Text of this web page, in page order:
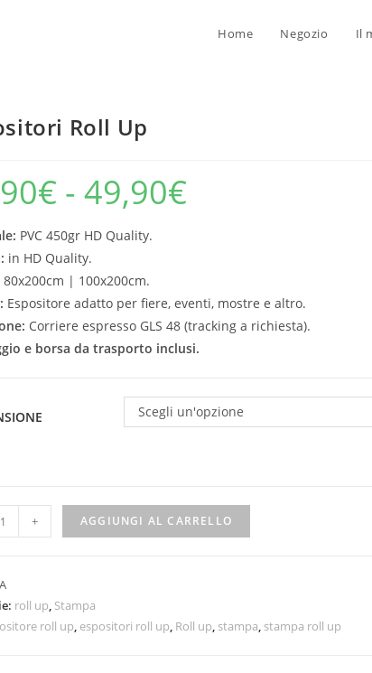
Home Negozio Il
Roll Up
€ - 49,90€
PVC 450gr HD Quality.
in HD Quality.
80x200cm | 100x200cm.
Espositore adatto per fiere, eventi, mostre e altro.
Corriere espresso GLS 48 (tracking a richiesta).
e borsa da trasporto inclusi.
Scegli un'opzione
+ AGGIUNGI AL CARRELLO
roll up, Stampa
roll up, espositori roll up, Roll up, stampa, stampa roll up